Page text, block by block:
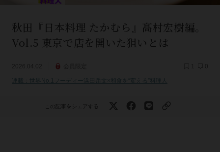
秋田『日本料理 たかむら』髙村宏樹編。
Vol.5 東京で店を開いた狙いとは
連載：世界No.1フーディー浜田岳文×和食を“変える”料理人
この記事をシェアする